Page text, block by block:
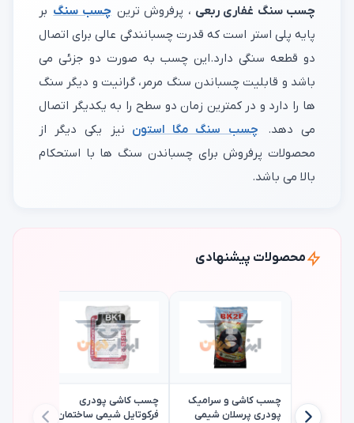
چسب سنگ غفاری ربعی ، پرفروش ترین چسب سنگ بر
پایه پلی استر است که قدرت چسبانندگی عالی برای اتصال
دو قطعه سنگی دارد.این چسب به صورت دو جزئی می
باشد و قابلیت چسباندن سنگ مرمر، گرانیت و دیگر سنگ
ها را دارد و در کمترین زمان دو سطح را به یکدیگر اتصال
می دهد. چسب سنگ مگا استون نیز یکی دیگر از
محصولات پرفروش برای چسباندن سنگ ها با استحکام
بالا می باشد.
محصولات پیشنهادی
چسب کاشی و سرامیک
پودری پرسلان شیمی
چسب کاشی پودری
فرکوتایل شیمی ساختمان